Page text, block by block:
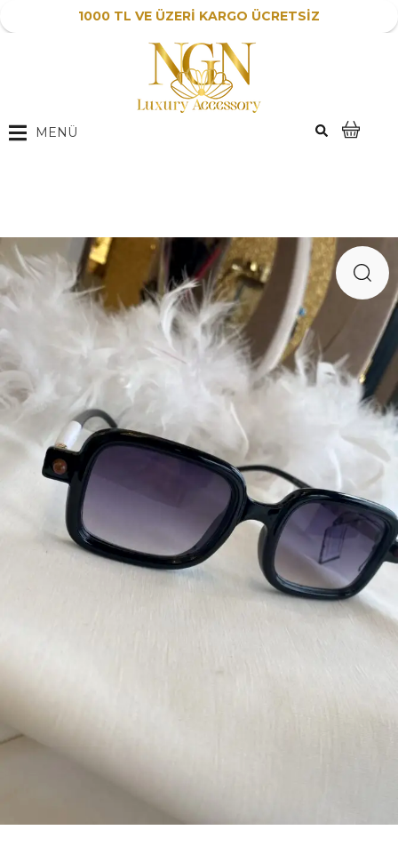
1000 TL VE ÜZERİ KARGO ÜCRETSİZ
MENÜ